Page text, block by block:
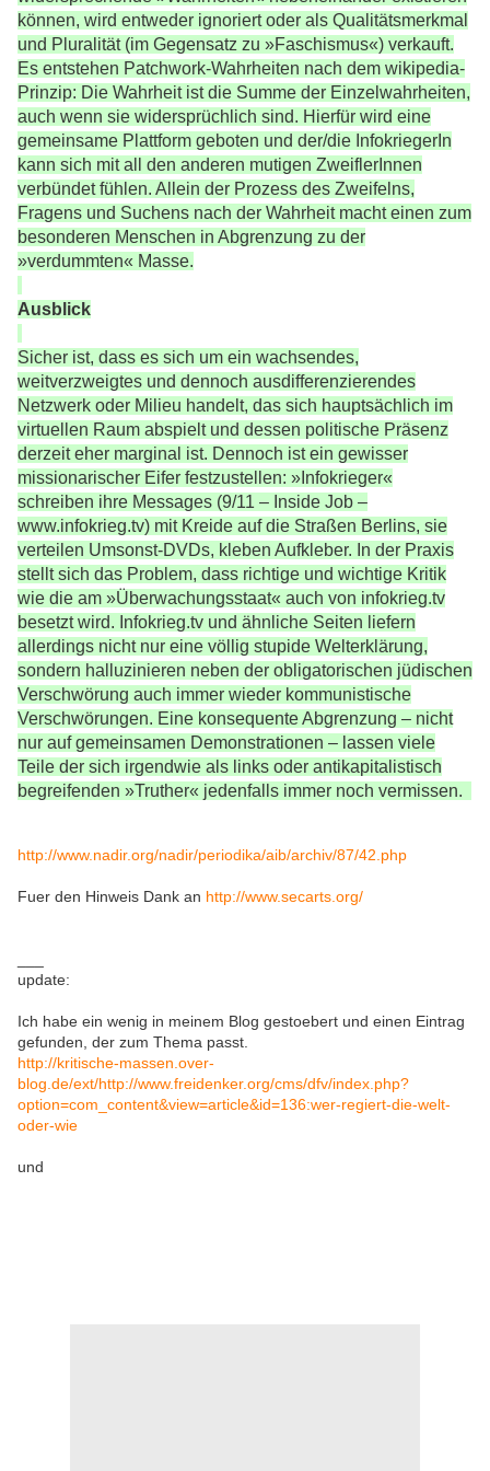
können, wird entweder ignoriert oder als Qualitätsmerkmal
und Pluralität (im Gegensatz zu »Faschismus«) verkauft.
Es entstehen Patchwork-Wahrheiten nach dem wikipedia-
Prinzip: Die Wahrheit ist die Summe der Einzelwahrheiten,
auch wenn sie widersprüchlich sind. Hierfür wird eine
gemeinsame Plattform geboten und der/die InfokriegerIn
kann sich mit all den anderen mutigen ZweiflerInnen
verbündet fühlen. Allein der Prozess des Zweifelns,
Fragens und Suchens nach der Wahrheit macht einen zum
besonderen Menschen in Abgrenzung zu der
»verdummten« Masse.
Ausblick
Sicher ist, dass es sich um ein wachsendes,
weitverzweigtes und dennoch ausdifferenzierendes
Netzwerk oder Milieu handelt, das sich hauptsächlich im
virtuellen Raum abspielt und dessen politische Präsenz
derzeit eher marginal ist. Dennoch ist ein gewisser
missionarischer Eifer festzustellen: »Infokrieger«
schreiben ihre Messages (9/11 – Inside Job –
www.infokrieg.tv) mit Kreide auf die Straßen Berlins, sie
verteilen Umsonst-DVDs, kleben Aufkleber. In der Praxis
stellt sich das Problem, dass richtige und wichtige Kritik
wie die am »Überwachungsstaat« auch von infokrieg.tv
besetzt wird. Infokrieg.tv und ähnliche Seiten liefern
allerdings nicht nur eine völlig stupide Welterklärung,
sondern halluzinieren neben der obligatorischen jüdischen
Verschwörung auch immer wieder kommunistische
Verschwörungen. Eine konsequente Abgrenzung – nicht
nur auf gemeinsamen Demonstrationen – lassen viele
Teile der sich irgendwie als links oder antikapitalistisch
begreifenden »Truther« jedenfalls immer noch vermissen.
http://www.nadir.org/nadir/periodika/aib/archiv/87/42.php
Fuer den Hinweis Dank an http://www.secarts.org/
update:
Ich habe ein wenig in meinem Blog gestoebert und einen Eintrag
gefunden, der zum Thema passt.
http://kritische-massen.over-
blog.de/ext/http://www.freidenker.org/cms/dfv/index.php?
option=com_content&view=article&id=136:wer-regiert-die-welt-
oder-wie
und